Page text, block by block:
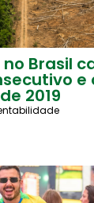
Brasil
e
2019